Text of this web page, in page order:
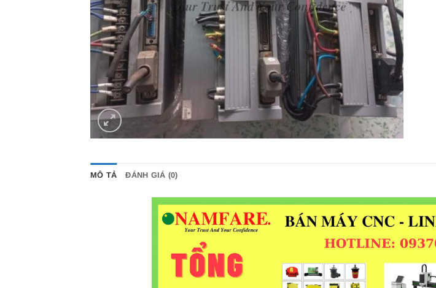
MÔ TẢ ĐÁNH GIÁ (0)